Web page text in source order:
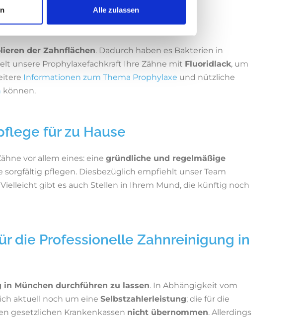
Alle zulassen
der Zahnflächen. Dadurch haben es Bakterien in
unsere Prophylaxefachkraft Ihre Zähne mit Fluoridlack, um
Informationen zum Thema Prophylaxe und nützliche
können.
für zu Hause
vor allem eines: eine gründliche und regelmäßige
sorgfältig pflegen. Diesbezüglich empfiehlt unser Team
Vielleicht gibt es auch Stellen in Ihrem Mund, die künftig noch
die Professionelle Zahnreinigung in
München durchführen zu lassen. In Abhängigkeit vom
aktuell noch um eine Selbstzahlerleistung; die für die
gesetzlichen Krankenkassen nicht übernommen. Allerdings